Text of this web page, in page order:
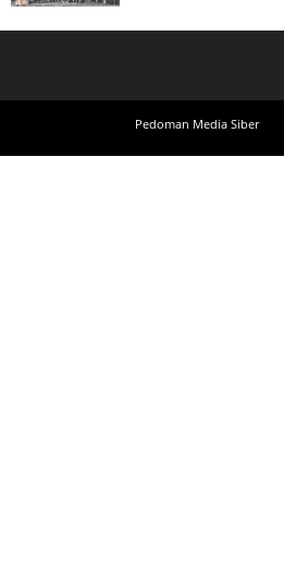
Pedoman Media Siber